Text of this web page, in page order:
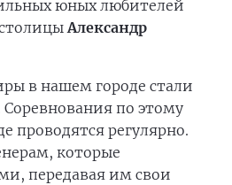
юных любителей
Александр
в нашем городе стали
по этому
проводятся регулярно.
которые
передавая им свои